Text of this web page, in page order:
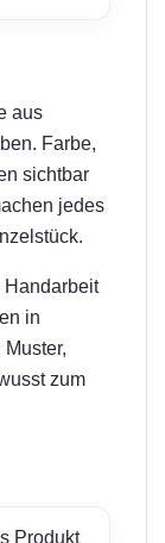
aus
Farbe,
sichtbar
jedes
Handarbeit
in
zum
Produkt